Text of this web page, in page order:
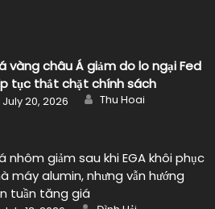
vàng châu Á giảm do lo ngại Fed
tục thắt chặt chính sách
Posted
on
July 20, 2026 Author
Thu Hoai
nhôm giảm sau khi EGA khôi phục
máy alumin, nhưng vẫn hướng
tuần tăng giá
Author